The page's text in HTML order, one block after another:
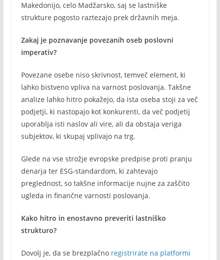
Makedonijo, celo Madžarsko, saj se lastniške
strukture pogosto raztezajo prek državnih meja.
Zakaj je poznavanje povezanih oseb poslovni
imperativ?
Povezane osebe niso skrivnost, temveč element, ki
lahko bistveno vpliva na varnost poslovanja. Takšne
analize lahko hitro pokažejo, da ista oseba stoji za več
podjetji, ki nastopajo kot konkurenti, da več podjetij
uporablja isti naslov ali vire, ali da obstaja veriga
subjektov, ki skupaj vplivajo na trg.
Glede na vse strožje evropske predpise proti pranju
denarja ter ESG-standardom, ki zahtevajo
preglednost, so takšne informacije nujne za zaščito
ugleda in finančne varnosti poslovanja.
Kako hitro in enostavno preveriti lastniško
strukturo?
Dovolj je, da se brezplačno registriratena platformi